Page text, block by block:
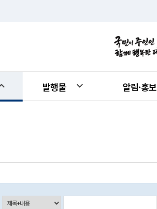
발행물 알림·홍보